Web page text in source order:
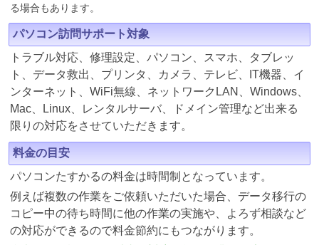
る場合もあります。
パソコン訪問サポート対象
トラブル対応、修理設定、パソコン、スマホ、タブレッ
ト、データ救出、プリンタ、カメラ、テレビ、IT機器、イ
ンターネット、WiFi無線、ネットワークLAN、Windows、
Mac、Linux、レンタルサーバ、ドメイン管理など出来る
限りの対応をさせていただきます。
料金の目安
パソコンたすかるの料金は時間制となっています。
例えば複数の作業をご依頼いただいた場合、データ移行の
コピー中の待ち時間に他の作業の実施や、よろず相談など
の対応ができるので料金節約にもつながります。